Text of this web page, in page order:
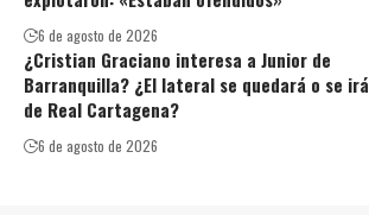
6 de agosto de 2026
¿Cristian Graciano interesa a Junior de
Barranquilla? ¿El lateral se quedará o se irá
de Real Cartagena?
6 de agosto de 2026